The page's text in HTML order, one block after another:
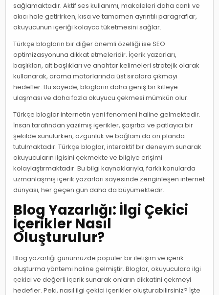
sağlamaktadır. Aktif ses kullanımı, makaleleri daha canlı ve
akıcı hale getirirken, kısa ve tamamen ayrıntılı paragraflar,
okuyucunun içeriği kolayca tüketmesini sağlar.
Türkçe blogların bir diğer önemli özelliği ise SEO
optimizasyonuna dikkat etmeleridir. İçerik yazarları,
başlıkları, alt başlıkları ve anahtar kelimeleri stratejik olarak
kullanarak, arama motorlarında üst sıralara çıkmayı
hedefler. Bu sayede, blogların daha geniş bir kitleye
ulaşması ve daha fazla okuyucu çekmesi mümkün olur.
Türkçe bloglar internetin yeni fenomeni haline gelmektedir.
İnsan tarafından yazılmış içerikler, şaşırtıcı ve patlayıcı bir
şekilde sunulurken, özgünlük ve bağlam da ön planda
tutulmaktadır. Türkçe bloglar, interaktif bir deneyim sunarak
okuyucuların ilgisini çekmekte ve bilgiye erişimi
kolaylaştırmaktadır. Bu bilgi kaynaklarıyla, farklı konularda
uzmanlaşmış içerik yazarları sayesinde zenginleşen internet
dünyası, her geçen gün daha da büyümektedir.
Blog Yazarlığı: İlgi Çekici
İçerikler Nasıl
Oluşturulur?
Blog yazarlığı günümüzde popüler bir iletişim ve içerik
oluşturma yöntemi haline gelmiştir. Bloglar, okuyuculara ilgi
çekici ve değerli içerik sunarak onların dikkatini çekmeyi
hedefler. Peki, nasıl ilgi çekici içerikler oluşturabilirsiniz? İşte